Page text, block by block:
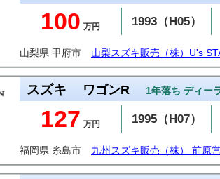
100 万円 1993（H05）
山梨県 甲府市 山梨スズキ販売（株）U's
スズキ ワゴンR 1年落ち ディー
127 万円 1995（H07）
福岡県 糸島市 九州スズキ販売（株） 前原